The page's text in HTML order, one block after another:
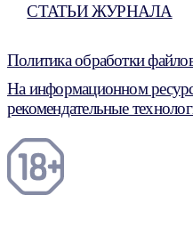
СТАТЬИ ЖУРНАЛА
Политика обработки
На информационном
рекомендательные